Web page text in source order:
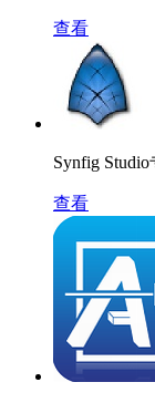
查看
Synfig
查看